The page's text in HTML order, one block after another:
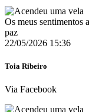
Os meus sentimentos
paz
22/05/2026 15:36
Toia Ribeiro
Via Facebook